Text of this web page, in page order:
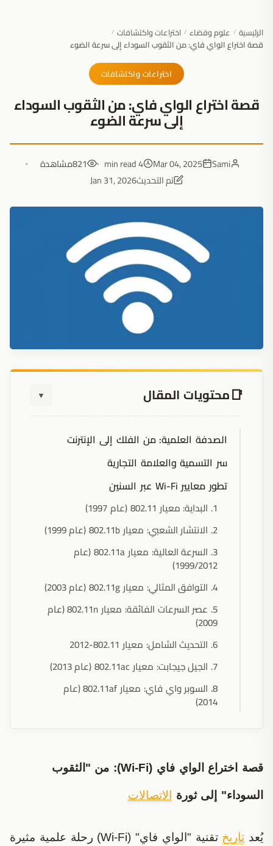
الرئيسية / علوم وفضاء / اختراعات واكتشافات /
قصة اختراع الواي فاي: من الثقوب السوداء إلى سرعة الضوء
اختراعات واكتشافات
قصة اختراع الواي فاي: من الثقوب السوداء
إلى سرعة الضوء
Sami
Mar 04, 2025
4 min read
821مشاهدة
تم التحديثJan 31, 2026
محتويات المقال ▼
الصدفة العلمية: من الفلك إلى الإنترنت
سر التسمية والعلامة التجارية
تطور معايير Wi-Fi عبر السنين
1. البداية: معيار 802.11 (عام 1997)
2. الانتشار الشعبي: معيار 802.11b (عام 1999)
3. السرعة العالية: معيار 802.11a (عام
1999/2012)
4. التوافق المثالي: معيار 802.11g (عام 2003)
5. عصر السرعات الفائقة: معيار 802.11n (عام
2009)
6. التحديث الشامل: معيار 802.11-2012
7. الجيل جيجابت: معيار 802.11ac (عام 2013)
8. السوبر واي فاي: معيار 802.11af (عام
2014)
قصة اختراع الواي فاي (Wi-Fi): من "الثقوب
السوداء" إلى ثورة الاتصالات
يُعد تاريخ تقنية "الواي فاي" (Wi-Fi) رحلة علمية مثيرة